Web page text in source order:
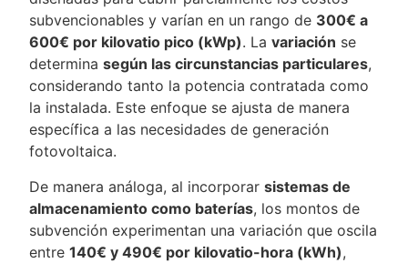
subvencionables y varían en un rango de 300€ a
600€ por kilovatio pico (kWp). Lavariación se
determinasegún las circunstancias particulares,
considerando tanto la potencia contratada como
la instalada. Este enfoque se ajusta de manera
específica a las necesidades de generación
fotovoltaica.
De manera análoga, al incorporarsistemas de
almacenamiento como baterías, los montos de
subvención experimentan una variación que oscila
entre140€ y 490€ por kilovatio-hora (kWh),